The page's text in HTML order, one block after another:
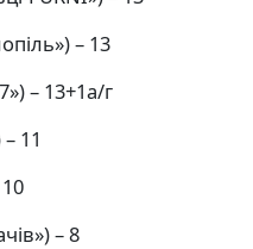
– 13
– 13+1а/г
11
– 8